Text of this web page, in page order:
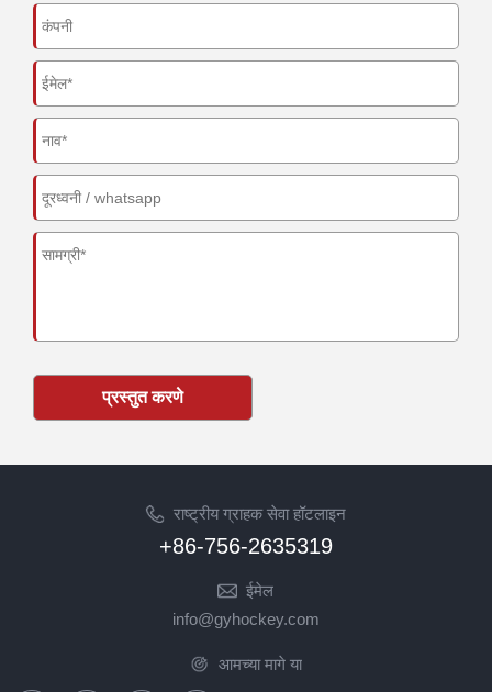
प्रस्तुत करणे
राष्ट्रीय ग्राहक सेवा हॉटलाइन
+86-756-2635319
ईमेल
info@gyhockey.com
आमच्या मागे या